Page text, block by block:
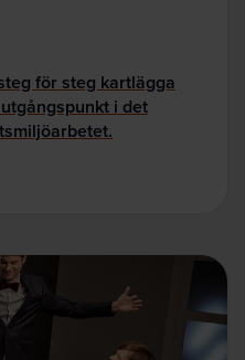
för steg kartlägga
i det